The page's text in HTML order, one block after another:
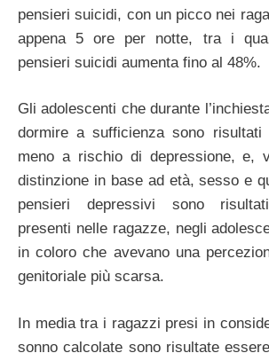
pensieri suicidi, con un picco nei
appena 5 ore per notte, tra i
pensieri suicidi aumenta fino al 48%.
Gli adolescenti che durante
dormire a sufficienza sono risultati
meno a rischio di depressione, e,
distinzione in base ad età, sesso e
pensieri depressivi sono
presenti nelle ragazze, negli
in coloro che avevano una
genitoriale più scarsa.
In media tra i ragazzi presi in
sonno calcolate sono risultate